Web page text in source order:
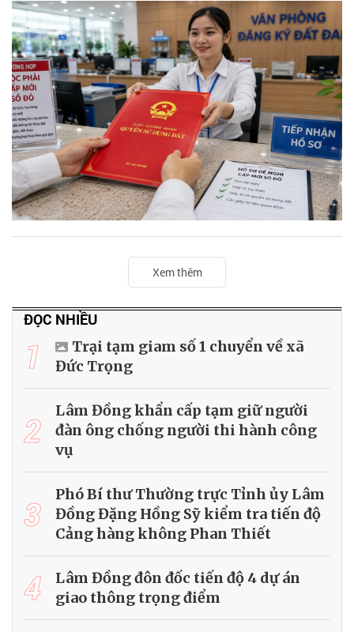
Xem thêm
ĐỌC NHIỀU
1
Trại tạm giam số 1 chuyển về xã
Đức Trọng
2
Lâm Đồng khẩn cấp tạm giữ người
đàn ông chống người thi hành công
vụ
3
Phó Bí thư Thường trực Tỉnh ủy Lâm
Đồng Đặng Hồng Sỹ kiểm tra tiến độ
Cảng hàng không Phan Thiết
4
Lâm Đồng đôn đốc tiến độ 4 dự án
giao thông trọng điểm